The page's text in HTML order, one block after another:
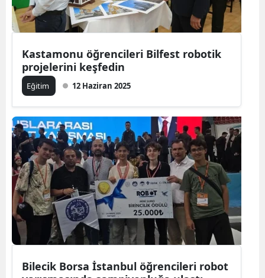
Kastamonu öğrencileri Bilfest robotik
projelerini keşfedin
Eğitim 12 Haziran 2025
Bilecik Borsa İstanbul öğrencileri robot